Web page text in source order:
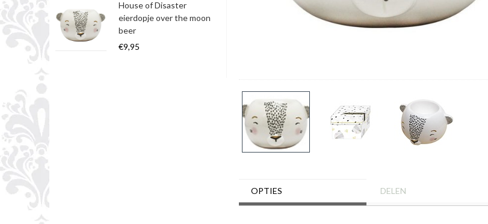
House of Disaster
eierdopje over the moon
beer
€9,95
OPTIES DELEN